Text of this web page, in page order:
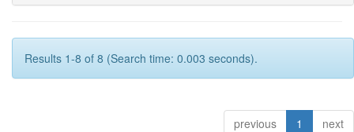
Results 1-8 of 8 (Search time: 0.003 seconds).
previous 1 next